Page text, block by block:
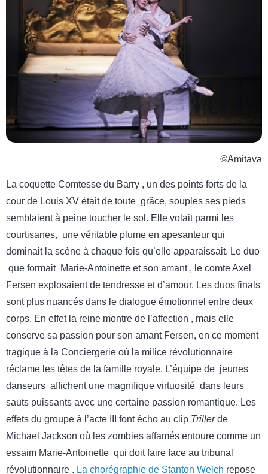
©Amitava
La coquette Comtesse du Barry , un des points forts de la
cour de Louis XV était de toute grâce, souples ses pieds
semblaient à peine toucher le sol. Elle volait parmi les
courtisanes, une véritable plume en apesanteur qui
dominait la scène à chaque fois qu’elle apparaissait. Le duo
que formait Marie-Antoinette et son amant , le comte Axel
Fersen explosaient de tendresse et d’amour. Les duos finals
sont plus nuancés dans le dialogue émotionnel entre deux
corps. En effet la reine montre de l’affection , mais elle
conserve sa passion pour son amant Fersen, en ce moment
tragique à la Conciergerie où la milice révolutionnaire
réclame les têtes de la famille royale. L’équipe de jeunes
danseurs affichent une magnifique virtuosité dans leurs
sauts puissants avec une certaine passion romantique. Les
effets du groupe à l’acte III font écho au clip Trillerde
Michael Jackson où les zombies affamés entoure comme un
essaim Marie-Antoinette qui doit faire face au tribunal
révolutionnaire . La chorégraphie de Stanton Welch repose